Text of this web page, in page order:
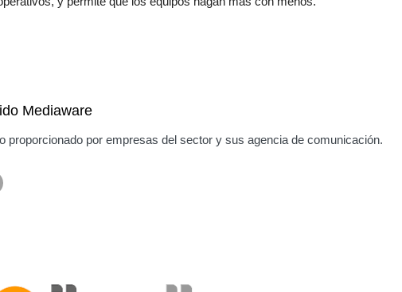
Mediaware
proporcionado por empresas del sector y sus agencia de comunicación.